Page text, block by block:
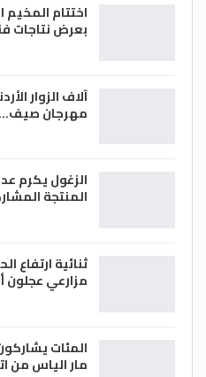
اختتام
بعرض نتاجات
آلاف الزوار
مهرجان صيف…
الزغول يكرم
المنتجة
ثنائية ارتفاع
مزارعي عجلون
المئات
مار الياس من